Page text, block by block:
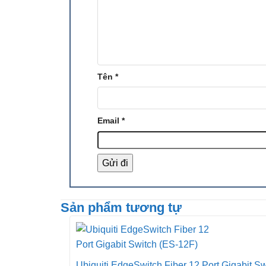
Tên *
Email *
Sản phẩm tương tự